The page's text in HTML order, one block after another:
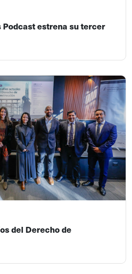
estrena su tercer
del Derecho de